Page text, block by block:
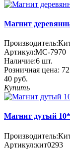
Магнит
Производитель:
Артикул:МС-7970
Наличие:6 шт.
Розничная цена:
40 руб.
Купить
Магнит дутый
Производитель:
Артикул:кит0293